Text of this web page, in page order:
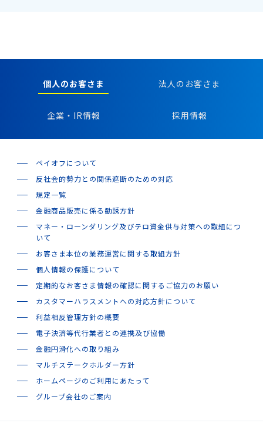
個人のお客さま 法人のお客さま
企業・IR情報 採用情報
ペイオフについて
反社会的勢力との関係遮断のための対応
規定一覧
金融商品販売に係る勧誘方針
マネー・ローンダリング及びテロ資金供与対策への取組につ
いて
お客さま本位の業務運営に関する取組方針
個人情報の保護について
定期的なお客さま情報の確認に関するご協力のお願い
カスタマーハラスメントへの対応方針について
利益相反管理方針の概要
電子決済等代行業者との連携及び協働
金融円滑化への取り組み
マルチステークホルダー方針
ホームページのご利用にあたって
グループ会社のご案内